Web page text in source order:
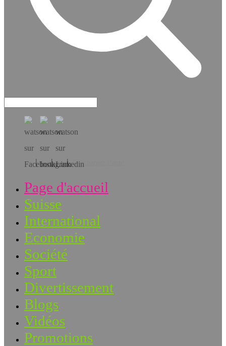
Téléchargez l’app!
Page d'accueil
Suisse
International
Economie
Société
Sport
Divertissement
Blogs
Vidéos
Promotions